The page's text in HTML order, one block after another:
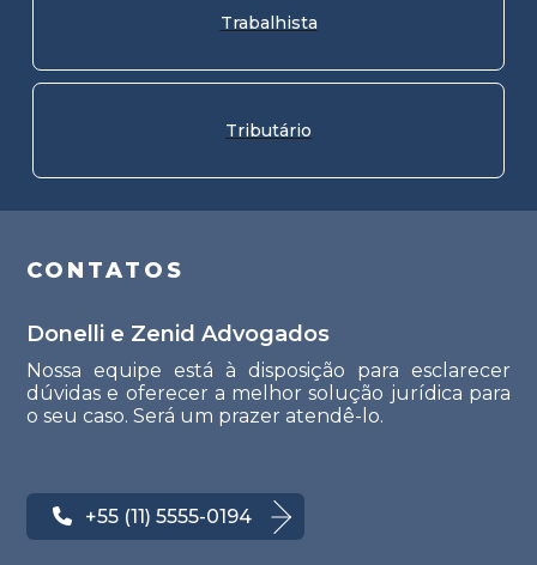
Trabalhista
Tributário
CONTATOS
Donelli e Zenid Advogados
Nossa equipe está à disposição para esclarecer
dúvidas e oferecer a melhor solução jurídica para
o seu caso. Será um prazer atendê-lo.
+55 (11) 5555-0194